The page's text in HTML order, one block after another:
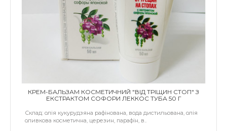
КРЕМ-БАЛЬЗАМ КОСМЕТИЧНИЙ "ВІД ТРІЩИН СТОП" З
ЕКСТРАКТОМ СОФОРИ ЛЕККОС ТУБА 50 Г
Склад: олія кукурудзяна рафінована, вода дистильована, олія
оливкова косметична, церезин, парафін, в..